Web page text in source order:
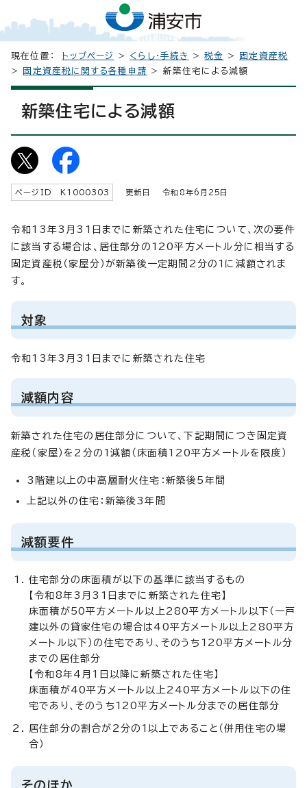
現在位置： トップページ > くらし・手続き >税金 >
固定資産税
>
固定資産税に関する各種申請 > 新築住宅による減額
新築住宅による減額
ページID K 1000303 更新日 令和8年6月 25 日
令和13年3月31日までに新築された住宅について、次の要件
に該当する場合は、居住部分の120平方メートル分に相当する
固定資産税（家屋分）が新築後一定期間2分の1に減額されま
す。
対象
令和13年3月31日までに新築された住宅
減額内容
新築された住宅の居住部分について、下記期間につき固定資
産税（家屋）を2分の1減額（床面積120平方メートルを限度）
3階建以上の中高層耐火住宅：新築後5年間
上記以外の住宅：新築後3年間
減額要件
住宅部分の床面積が以下の基準に該当するもの
【令和8年3月31日までに新築された住宅】
床面積が50平方メートル以上280平方メートル以下（一戸
建以外の貸家住宅の場合は40平方メートル以上280平方
メートル以下）の住宅であり、そのうち120平方メートル分
までの居住部分
【令和8年4月1日以降に新築された住宅】
床面積が40平方メートル以上240平方メートル以下の住
宅であり、そのうち120平方メートル分までの居住部分
居住部分の割合が2分の1以上であること（併用住宅の場
合）
そのほか